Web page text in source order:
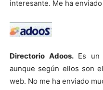
interesante. Me ha
Directorio Adoos. Es un
aunque según ellos son
web. No me ha enviado